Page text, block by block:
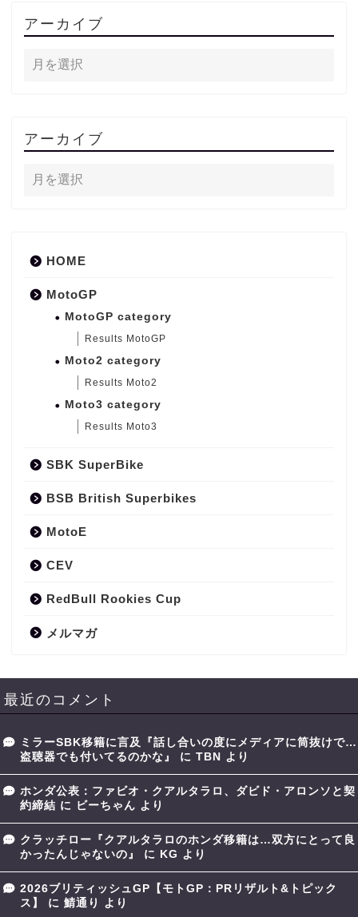
アーカイブ
アーカイブ
HOME
MotoGP
MotoGP category
Results MotoGP
Moto2 category
Results Moto2
Moto3 category
Results Moto3
SBK SuperBike
BSB British Superbikes
MotoE
CEV
RedBull Rookies Cup
メルマガ
最近のコメント
ミラーSBK移籍に言及『話し合いの度にメディアに筒抜けで…
盗聴器でも付いてるのかな』
に TBN より
ホンダ公表：ファビオ・クアルタラロ、ダビド・アロンソと契
約締結 に ビーちゃん より
クラッチロー『クアルタラロのホンダ移籍は…双方にとって良
かったんじゃないの』
に KG より
2026ブリティッシュGP【モトGP：PRリザルト&トピック
ス】
に 鯖通り より